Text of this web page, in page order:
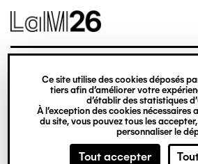
Gestion des cookies
Ce site utilise des cookies déposés
tiers afin d’améliorer votre
d’établir des statistiques
À l’exception des cookies nécessaires
du site, vous pouvez tous les
personnaliser le
Tout accepter
contenu